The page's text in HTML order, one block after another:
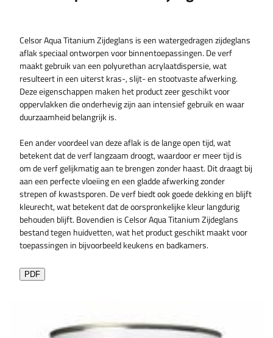
Celsor Aqua Titanium Zijdeglans is een watergedragen zijdeglans
aflak speciaal ontworpen voor binnentoepassingen. De verf
maakt gebruik van een polyurethan acrylaatdispersie, wat
resulteert in een uiterst kras-, slijt- en stootvaste afwerking.
Deze eigenschappen maken het product zeer geschikt voor
oppervlakken die onderhevig zijn aan intensief gebruik en waar
duurzaamheid belangrijk is.
Een ander voordeel van deze aflak is de lange open tijd, wat
betekent dat de verf langzaam droogt, waardoor er meer tijd is
om de verf gelijkmatig aan te brengen zonder haast. Dit draagt bij
aan een perfecte vloeiing en een gladde afwerking zonder
strepen of kwastsporen. De verf biedt ook goede dekking en blijft
kleurecht, wat betekent dat de oorspronkelijke kleur langdurig
behouden blijft. Bovendien is Celsor Aqua Titanium Zijdeglans
bestand tegen huidvetten, wat het product geschikt maakt voor
toepassingen in bijvoorbeeld keukens en badkamers.
PDF